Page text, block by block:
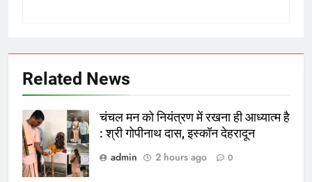
Related News
चंचल मन को नियंत्रण में रखना ही आध्यात्म है
: श्री गोपीनाथ दास, इस्कॉन देहरादून
admin
2 hours ago 0